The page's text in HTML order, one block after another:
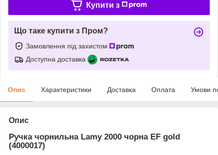
Купити з
Що таке купити з Пром?
Замовлення під захистом
Доступна доставка
Опис Характеристики Доставка Оплата Умови
Опис
Ручка чорнильна Lamy 2000 чорна EF gold
(4000017)